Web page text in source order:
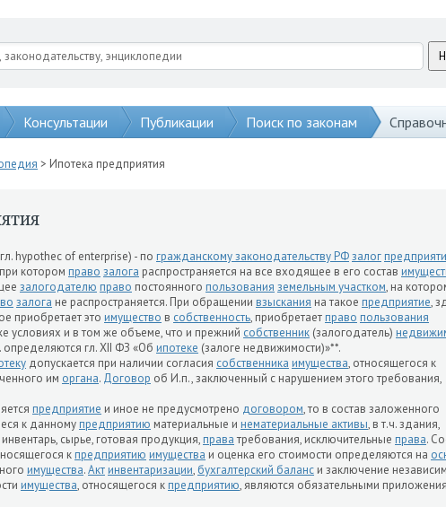
Консультации Публикации Поиск по законам
> Ипотека предприятия
hypothec of enterprise) - по гражданскому законодательству РФзалог
котором право залога распространяется на все входящее в его состав
залогодателю право постоянного пользования земельным участком, на
залога не распространяется. При обращении взыскания на такое предприятие,
приобретает это имущество в собственность, приобретаетправо пользования
условиях и в том же объеме, что и прежний собственник (залогодатель)
определяются гл. XII ФЗ «Об ипотеке (залоге недвижимости)»**.
допускается при наличии согласия собственника имущества, относящегося к
им органа. Договор об И.п., заключенный с нарушением этого требования,
предприятие и иное не предусмотрено договором, то в состав заложенного
к данномупредприятию материальные и нематериальные активы, в т.ч. здания,
сырье, готовая продукция,праватребования, исключительные права.
кпредприятию имущества и оценка его стоимости определяются на
имущества.Актинвентаризации, бухгалтерский баланс и заключение
имущества, относящегося кпредприятию, являются обязательными